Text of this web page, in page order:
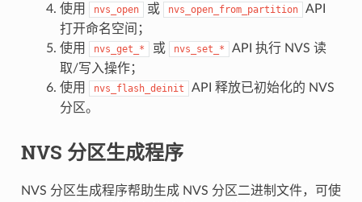
使用
nvs_open 或 nvs_open_from_partition
API
打开命名空间；
使用
nvs_get_* 或 nvs_set_*
API 执行 NVS 读
取/写入操作；
使用
nvs_flash_deinit
API 释放已初始化的 NVS
分区。
NVS 分区生成程序
NVS 分区生成程序帮助生成 NVS 分区二进制文件，可使